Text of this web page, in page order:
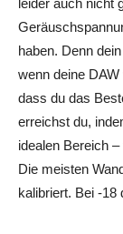
leider auch nicht
haben. Denn
wenn deine
dass du das
erreichst du,
idealen Bereich
Die meisten
kalibriert. Bei -